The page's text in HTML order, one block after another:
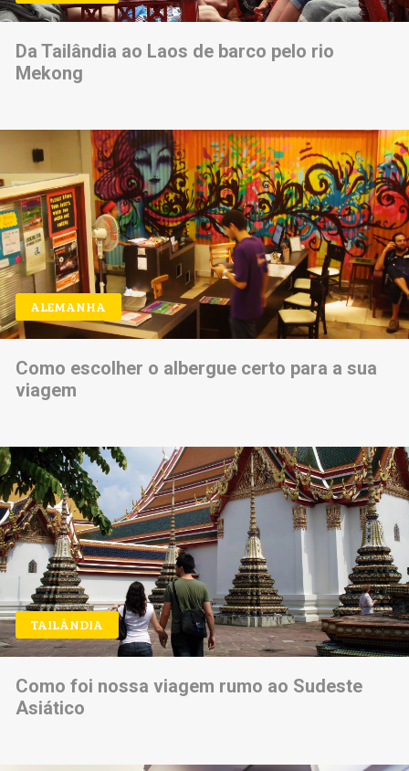
Da Tailândia ao Laos de barco pelo rio
Mekong
ALEMANHA
Como escolher o albergue certo para a sua
viagem
TAILÂNDIA
Como foi nossa viagem rumo ao Sudeste
Asiático